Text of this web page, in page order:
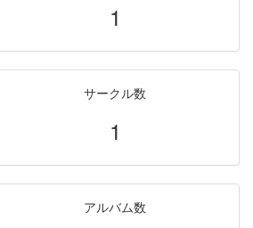
1
サークル数
1
アルバム数